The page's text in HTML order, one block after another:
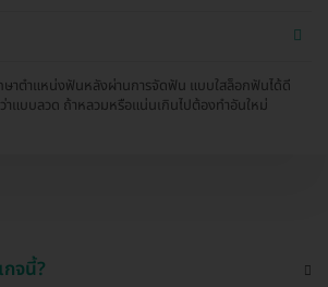
ษาตำแหน่งฟันหลังผ่านการจัดฟัน แบบใสล็อกฟันได้ดี
แบบลวด ถ้าหลวมหรือแน่นเกินไปต้องทำอันใหม่
จนี้?